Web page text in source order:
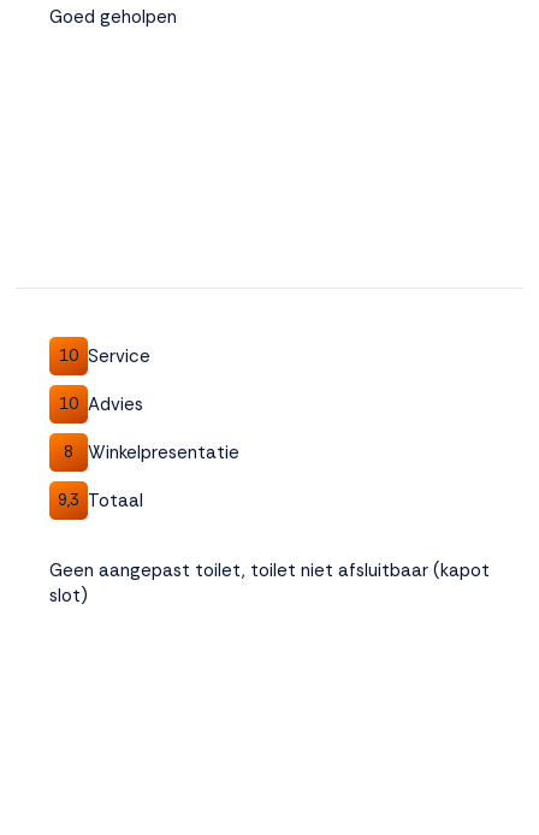
Goed geholpen
10 Service
10 Advies
8 Winkelpresentatie
9,3 Totaal
Geen aangepast toilet, toilet niet afsluitbaar (kapot
slot)